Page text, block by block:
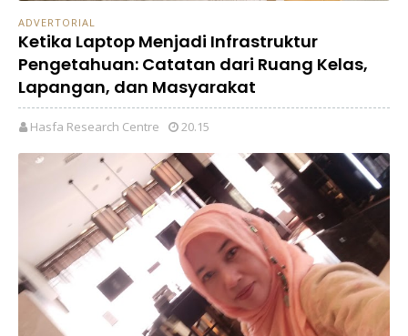
ADVERTORIAL
Ketika Laptop Menjadi Infrastruktur
Pengetahuan: Catatan dari Ruang Kelas,
Lapangan, dan Masyarakat
Hasfa Research Centre 20.15